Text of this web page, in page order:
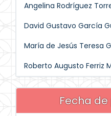
Angelina Rodríguez
David Gustavo García
María de Jesús Teresa
Roberto Augusto Ferriz
Fecha